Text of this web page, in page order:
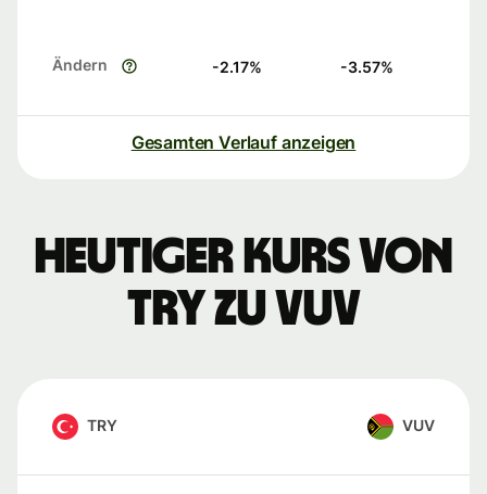
Ändern -2.17% -3.57%
Gesamten Verlauf anzeigen
Heutiger Kurs von
TRY zu VUV
TRY VUV